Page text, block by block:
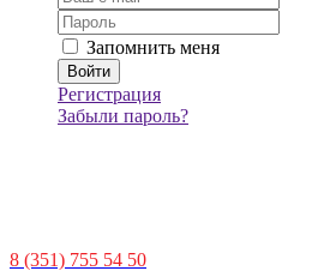
Запомнить меня
Регистрация
Забыли пароль?
8 (351) 755 54 50